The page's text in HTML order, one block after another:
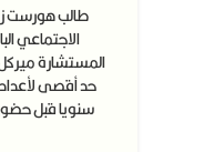
طالب هورست
الاجتماعي
المستشارة
حد أقصى لأعداد
سنويا قبل